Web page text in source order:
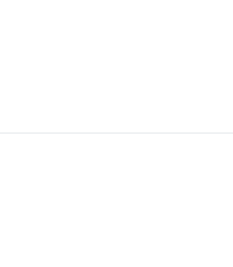
31.07.2025